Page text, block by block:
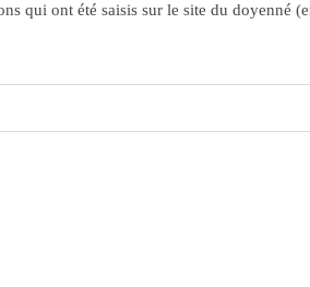
qui ont été saisis sur le site du doyenné